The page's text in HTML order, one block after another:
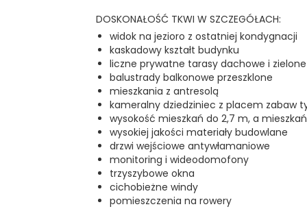
DOSKONAŁOŚĆ TKWI W SZCZEGÓŁACH:
widok na jezioro z ostatniej kondygnacji
kaskadowy kształt budynku
liczne prywatne tarasy dachowe i
balustrady balkonowe przeszklone
mieszkania z antresolą
kameralny dziedziniec z placem zabaw
wysokość mieszkań do 2,7 m, a
wysokiej jakości materiały budowlane
drzwi wejściowe antywłamaniowe
monitoring i wideodomofony
trzyszybowe okna
cichobieżne windy
pomieszczenia na rowery